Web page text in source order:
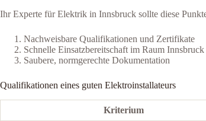
Ihr Experte für Elektrik in Innsbruck sollte diese
Nachweisbare Qualifikationen und Zertifikate
Schnelle Einsatzbereitschaft im Raum Innsbruck
Saubere, normgerechte Dokumentation
Qualifikationen eines guten Elektroinstallateurs
Kriterium